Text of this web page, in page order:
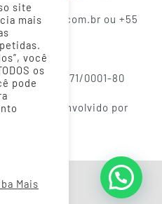
ou +55
8899
34.599.471/0001-80
| Desenvolvido por
site
mais
você
os
pode
Maisde ajuda?